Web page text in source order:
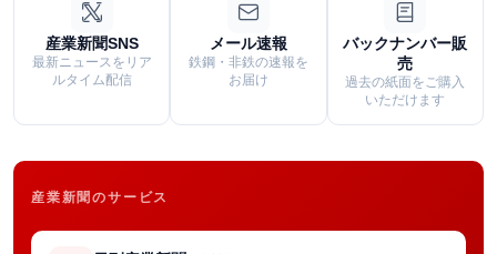
産業新聞SNS
最新ニュースをリア
ルタイム配信
メール速報
鉄鋼・非鉄の速報を
お届け
バックナンバー販
売
過去の紙面をご購入
いただけます
産業新聞のサービス